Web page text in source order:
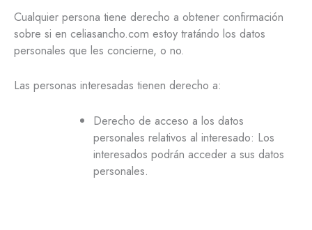
Cualquier persona tiene derecho a obtener confirmación
sobre si en celiasancho.com estoy tratándo los datos
personales que les concierne, o no.
Las personas interesadas tienen derecho a:
Derecho de acceso a los datos
personales relativos al interesado: Los
interesados podrán acceder a sus datos
personales.